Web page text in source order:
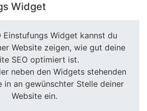
Widget
Einstufungs Widget kannst du
Website zeigen, wie gut deine
SEO optimiert ist.
neben den Widgets stehenden
in an gewünschter Stelle deiner
Website ein.